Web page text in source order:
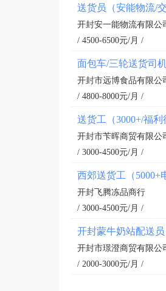
送货员（安能物流/
开封安一能物流有限公
/ 4500-6500元/月 /
面包车/三轮送货司
开封市远博食品有限公
/ 4800-8000元/月 /
送货工（3000+/福利
开封市苄晖商贸有限公
/ 3000-4500元/月 /
西郊送货工（5000+
开封飞腾冻品商行
/ 3000-4500元/月 /
开封蒙牛奶站配送
开封市璟澄商贸有限公
/ 2000-3000元/月 /